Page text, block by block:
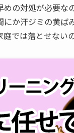
の対処が必要
か汗ジミの黄ば
では落とせない